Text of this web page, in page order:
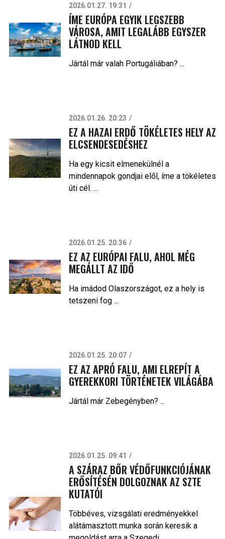
2026.01.27. 19:31
ÍME EURÓPA EGYIK LEGSZEBB
VÁROSA, AMIT LEGALÁBB EGYSZER
LÁTNOD KELL
Jártál már valah Portugáliában? ...
2026.01.26. 20:23
EZ A HAZAI ERDŐ TÖKÉLETES HELY AZ
ELCSENDESEDÉSHEZ
Ha egy kicsit elmenekülnél a
mindennapok gondjai elől, íme a tökéletes
úti cél. ...
2026.01.25. 20:36
EZ AZ EURÓPAI FALU, AHOL MÉG
MEGÁLLT AZ IDŐ
Ha imádod Olaszországot, ez a hely is
tetszeni fog ...
2026.01.25. 20:07
EZ AZ APRÓ FALU, AMI ELREPÍT A
GYEREKKORI TÖRTÉNETEK VILÁGÁBA
Jártál már Zebegényben? ...
2026.01.25. 09:41
A SZÁRAZ BŐR VÉDŐFUNKCIÓJÁNAK
ERŐSÍTÉSÉN DOLGOZNAK AZ SZTE
KUTATÓI
Többéves, vizsgálati eredményekkel
alátámasztott munka során keresik a